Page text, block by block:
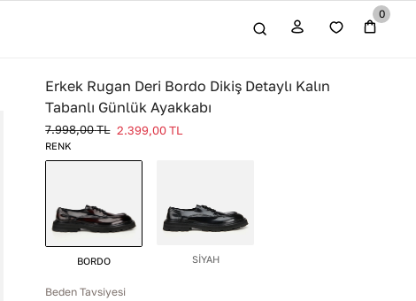
0
Erkek Rugan Deri Bordo Dikiş Detaylı Kalın
Tabanlı Günlük Ayakkabı
7.998,00TL 2.399,00 TL
RENK
BORDO SİYAH
Beden Tavsiyesi